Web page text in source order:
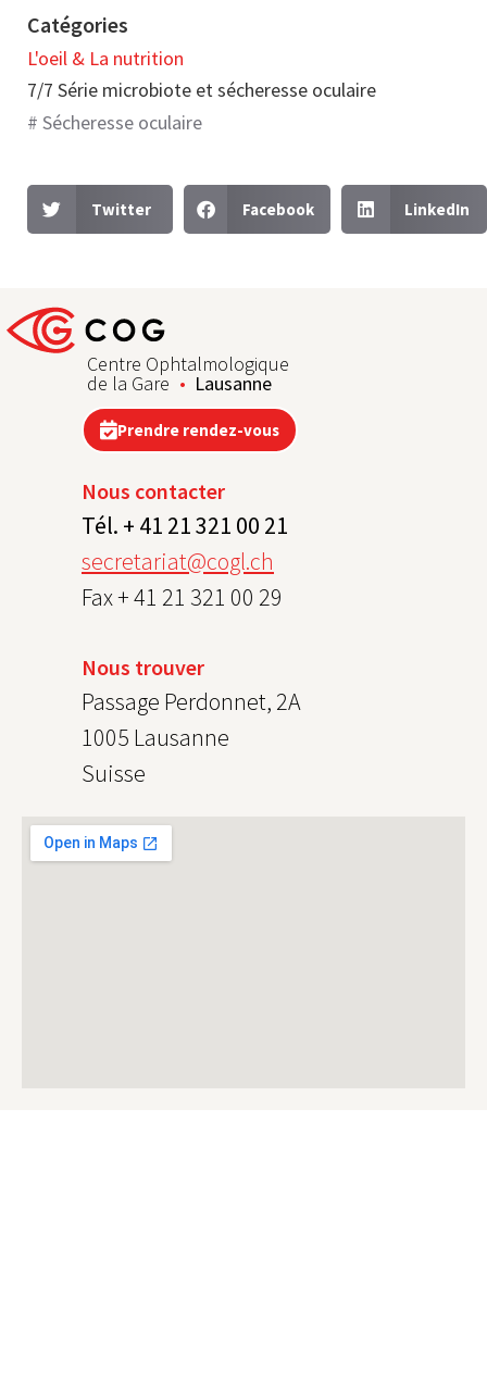
Catégories
L'oeil & La nutrition​
7/7 Série microbiote et sécheresse oculaire
# Sécheresse oculaire
Twitter Facebook LinkedIn
Nous trouver
Passage Perdonnet, 2A
1005 Lausanne
Suisse
Nous contacter
Tél. + 41 21 321 00 21
secretariat@cogl.ch
Fax + 41 21 321 00 29
Centre Ophtalmologique
de la Gare Lausanne
Prendre rendez-vous